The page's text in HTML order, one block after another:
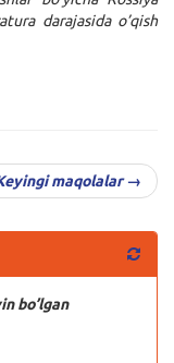
darajasida o’qish
maqolalar →
bo’lgan